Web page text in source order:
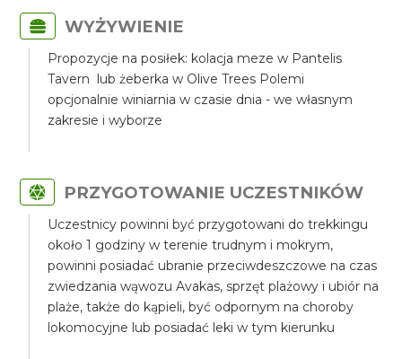
WYŻYWIENIE
Propozycje na posiłek: kolacja meze w Pantelis
Tavern lub żeberka w Olive Trees Polemi
opcjonalnie winiarnia w czasie dnia - we własnym
zakresie i wyborze
PRZYGOTOWANIE UCZESTNIKÓW
Uczestnicy powinni być przygotowani do trekkingu
około 1 godziny w terenie trudnym i mokrym,
powinni posiadać ubranie przeciwdeszczowe na czas
zwiedzania wąwozu Avakas, sprzęt plażowy i ubiór na
plaże, także do kąpieli, być odpornym na choroby
lokomocyjne lub posiadać leki w tym kierunku